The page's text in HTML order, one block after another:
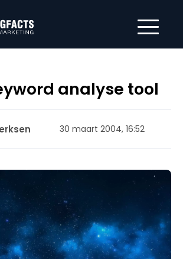
analyse tool
30 maart 2004, 16:52